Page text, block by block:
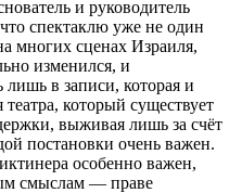
и руководитель
спектаклю уже не один
многих сценах Израиля,
изменился, и
лишь в записи, которая и
который существует
выживая лишь за счёт
постановки очень важен.
особенно важен,
смыслам — праве